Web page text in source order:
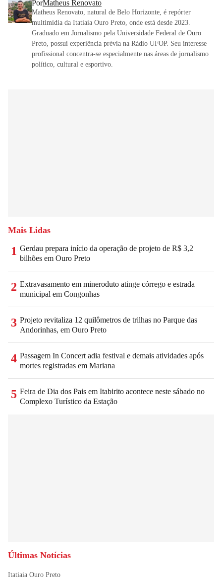
PorMatheus Renovato
Matheus Renovato, natural de Belo Horizonte, é repórter
multimídia da Itatiaia Ouro Preto, onde está desde 2023.
Graduado em Jornalismo pela Universidade Federal de Ouro
Preto, possui experiência prévia na Rádio UFOP. Seu interesse
profissional concentra-se especialmente nas áreas de jornalismo
político, cultural e esportivo.
Mais Lidas
1 Gerdau prepara início da operação de projeto de R$ 3,2
bilhões em Ouro Preto
2 Extravasamento em mineroduto atinge córrego e estrada
municipal em Congonhas
3 Projeto revitaliza 12 quilômetros de trilhas no Parque das
Andorinhas, em Ouro Preto
4 Passagem In Concert adia festival e demais atividades após
mortes registradas em Mariana
5 Feira de Dia dos Pais em Itabirito acontece neste sábado no
Complexo Turístico da Estação
Últimas Notícias
Itatiaia Ouro Preto